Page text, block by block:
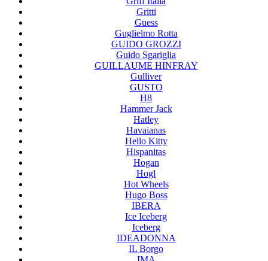
Gritti
Guess
Guglielmo Rotta
GUIDO GROZZI
Guido Sgariglia
GUILLAUME HINFRAY
Gulliver
GUSTO
H8
Hammer Jack
Hatley
Havaianas
Hello Kitty
Hispanitas
Hogan
Hogl
Hot Wheels
Hugo Boss
IBERA
Ice Iceberg
Iceberg
IDEADONNA
IL Borgo